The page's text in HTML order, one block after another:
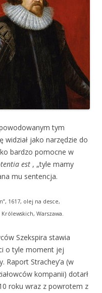
tym
widział jako narzędzie do
bardzo pomocne w
est , „tyle mamy
mu sentencja.
1617, olej na desce,
Warszawa.
Szekspira stawia
o tyle moment jej
Raport Strachey’a (w
kompanii) dotarł
roku wraz z powrotem z